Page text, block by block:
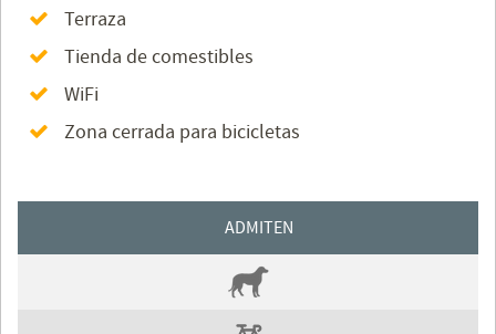
Terraza
Tienda de comestibles
WiFi
Zona cerrada para bicicletas
ADMITEN